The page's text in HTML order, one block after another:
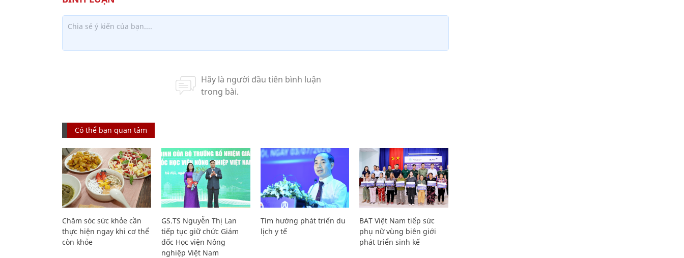
Có thể bạn quan tâm
Chăm sóc sức khỏe cần
thực hiện ngay khi cơ thể
còn khỏe
GS.TS Nguyễn Thị Lan
tiếp tục giữ chức Giám
đốc Học viện Nông
nghiệp Việt Nam
Tìm hướng phát triển du
lịch y tế
BAT Việt Nam tiếp sức
phụ nữ vùng biên giới
phát triển sinh kế